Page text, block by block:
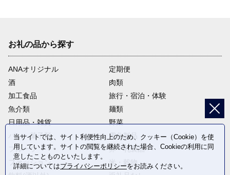
お礼の品から探す
ANAオリジナル
定期便
酒
肉類
加工食品
旅行・宿泊・体験
魚介類
麺類
日用品・雑貨
野菜
パン・菓子類
電化製品
フルーツ
卵・乳製品
ファッション
米・穀物
当サイトでは、サイト利便性向上のため、クッキー（Cookie）を使
用しています。サイトの閲覧を継続された場合、Cookieの利用に同
意したことものといたします。
詳細についてはプライバシーポリシーをお読みください。